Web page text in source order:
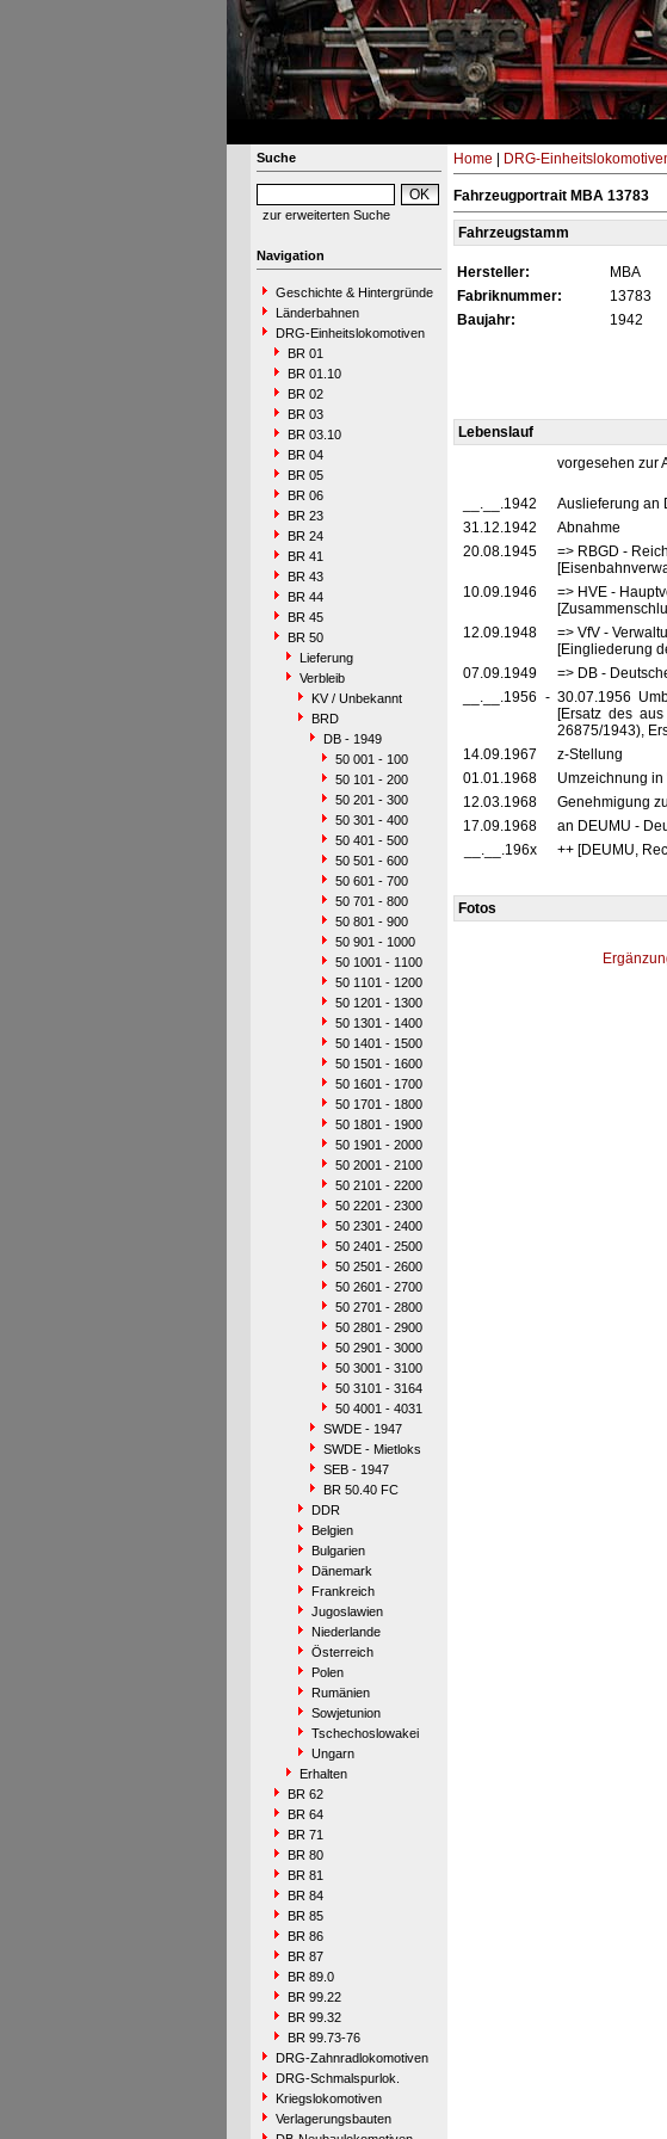
Suche
zur erweiterten Suche
Navigation
Geschichte & Hintergründe
Länderbahnen
DRG-Einheitslokomotiven
BR 01
BR 01.10
BR 02
BR 03
BR 03.10
BR 04
BR 05
BR 06
BR 23
BR 24
BR 41
BR 43
BR 44
BR 45
BR 50
Lieferung
Verbleib
KV / Unbekannt
BRD
DB - 1949
50 001 - 100
50 101 - 200
50 201 - 300
50 301 - 400
50 401 - 500
50 501 - 600
50 601 - 700
50 701 - 800
50 801 - 900
50 901 - 1000
50 1001 - 1100
50 1101 - 1200
50 1201 - 1300
50 1301 - 1400
50 1401 - 1500
50 1501 - 1600
50 1601 - 1700
50 1701 - 1800
50 1801 - 1900
50 1901 - 2000
50 2001 - 2100
50 2101 - 2200
50 2201 - 2300
50 2301 - 2400
50 2401 - 2500
50 2501 - 2600
50 2601 - 2700
50 2701 - 2800
50 2801 - 2900
50 2901 - 3000
50 3001 - 3100
50 3101 - 3164
50 4001 - 4031
SWDE - 1947
SWDE - Mietloks
SEB - 1947
BR 50.40 FC
DDR
Belgien
Bulgarien
Dänemark
Frankreich
Jugoslawien
Niederlande
Österreich
Polen
Rumänien
Sowjetunion
Tschechoslowakei
Ungarn
Erhalten
BR 62
BR 64
BR 71
BR 80
BR 81
BR 84
BR 85
BR 86
BR 87
BR 89.0
BR 99.22
BR 99.32
BR 99.73-76
DRG-Zahnradlokomotiven
DRG-Schmalspurlok.
Kriegslokomotiven
Verlagerungsbauten
Home DRG-
Fahrzeugportrait MBA 13783
Fahrzeugstamm
Hersteller: MBA
Fabriknummer:
13783
Baujahr:
1942
Lebenslauf
vorgesehen zur
__.__.1942
Auslieferung an
31.12.1942
Abnahme
20.08.1945
=> RBGD -
10.09.1946
=> HVE -
12.09.1948
=> VfV -
[Eingliederung
07.09.1949
=> DB -
__.__.1956 - 30.07.1956
[Ersatz des
26875/1943),
14.09.1967
z-Stellung
01.01.1968
Umzeichnung
12.03.1968
Genehmigung
17.09.1968
an DEUMU -
__.__.196x
++ [DEUMU,
Fotos